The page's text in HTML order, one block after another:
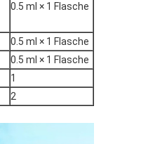
0.5 ml × 1 Flasche
0.5 ml × 1 Flasche
0.5 ml × 1 Flasche
1
2